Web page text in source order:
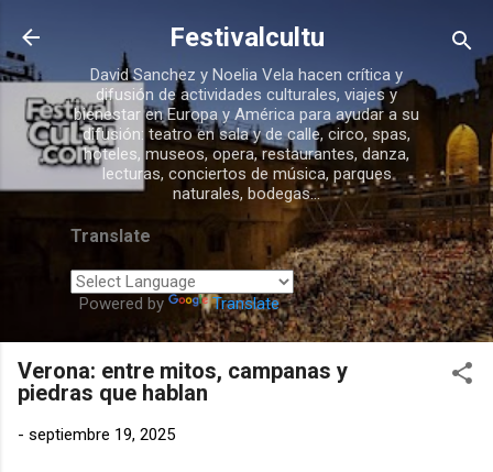
Ir al contenido principal
Festivalcultu
David Sanchez y Noelia Vela hacen crítica y
difusión de actividades culturales, viajes y
bienestar en Europa y América para ayudar a su
difusión: teatro en sala y de calle, circo, spas,
hoteles, museos, opera, restaurantes, danza,
lecturas, conciertos de música, parques
naturales, bodegas...
Translate
Powered by Translate
Verona: entre mitos, campanas y
piedras que hablan
- septiembre 19, 2025